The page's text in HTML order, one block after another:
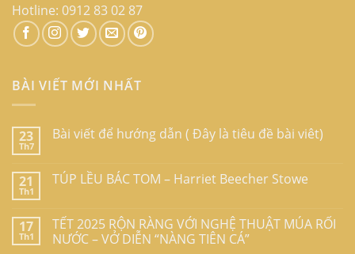
Hotline: 0912 83 02 87
BÀI VIẾT MỚI NHẤT
23
Th7
Bài viết để hướng dẫn ( Đây là tiêu đề bài viêt)
21
Th1
TÚP LỀU BÁC TOM – Harriet Beecher Stowe
17
Th1
TẾT 2025 RỘN RÀNG VỚI NGHỆ THUẬT MÚA RỐI
NƯỚC – VỞ DIỄN “NÀNG TIÊN CÁ”